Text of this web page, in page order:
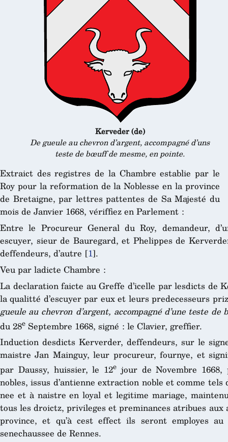
Kerveder (de)
De gueule au chevron d’argent, accompagné d’uns
teste de bœuff de mesme, en pointe.
Extraict des registres de la Chambre establie par le
Roy pour la reformation de la Noblesse en la province
de Bretaigne, par lettres pattentes de Sa Majesté du
mois de Janvier 1668, vériffiez en Parlement :
Entre le Procureur General du Roy, demandeur,
escuyer, sieur de Bauregard, et Phelippes de
deffendeurs, d’autre [1].
Veu par ladicte Chambre :
La declaration faicte au Greffe d’icelle par lesdicts de
la qualitté d’escuyer par eux et leurs predecesseurs
gueule au chevron d’argent, accompagné d’une teste
du 28e Septembre 1668, signé : le Clavier, greffier.
Induction desdicts Kerverder, deffendeurs, sur le
maistre Jan Mainguy, leur procureur, fournye, et
par Daussy, huissier, le 12e jour de Novembre
nobles, issus d’antienne extraction noble et comme
nee et à naistre en loyal et legitime mariage,
tous les droictz, privileges et preminances atribues
province, et qu’à cest effect ils seront employes
senechaussee de Rennes.